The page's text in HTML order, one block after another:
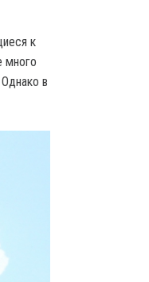
к
много
в